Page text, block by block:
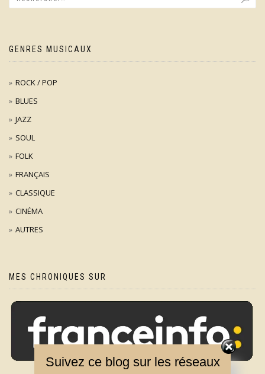
GENRES MUSICAUX
ROCK / POP
BLUES
JAZZ
SOUL
FOLK
FRANÇAIS
CLASSIQUE
CINÉMA
AUTRES
MES CHRONIQUES SUR
Suivez ce blog sur les réseaux